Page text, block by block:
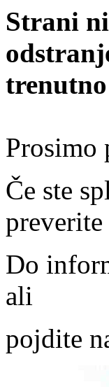
Strani
Prosimo
Če ste
Do
ali
pojdite